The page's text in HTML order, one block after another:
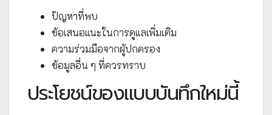
ปัญหาที่พบ
ข้อเสนอแนะในการดูแลเพิ่มเติม
ความร่วมมือจากผู้ปกครอง
ข้อมูลอื่น ๆ ที่ควรทราบ
ประโยชน์ของแบบบันทึกใหม่นี้